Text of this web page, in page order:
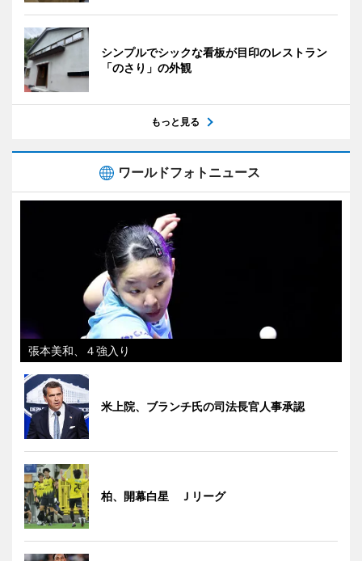
シンプルでシックな看板が目印のレストラン
「のさり」の外観
もっと見る
ワールドフォトニュース
張本美和、４強入り
米上院、ブランチ氏の司法長官人事承認
柏、開幕白星 Ｊリーグ